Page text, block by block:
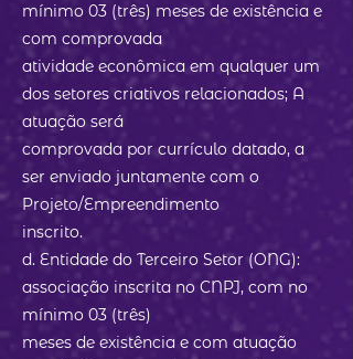
mínimo 03 (três) meses de existência e
com comprovada
atividade econômica em qualquer um
dos setores criativos relacionados; A
atuação será
comprovada por currículo datado, a
ser enviado juntamente com o
Projeto/Empreendimento
inscrito.
d. Entidade do Terceiro Setor (ONG):
associação inscrita no CNPJ, com no
mínimo 03 (três)
meses de existência e com atuação